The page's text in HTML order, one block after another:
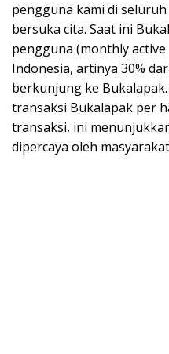
pengguna kami di
bersuka cita. Saat ini
pengguna (monthly
Indonesia, artinya 30%
berkunjung ke
transaksi Bukalapak per
transaksi, ini
dipercaya oleh